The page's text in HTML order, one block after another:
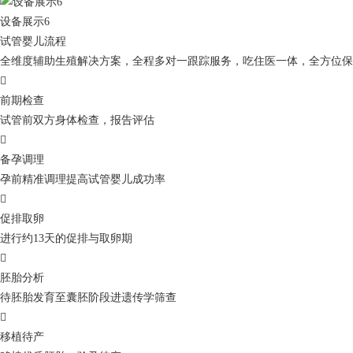
设备展示6
试管婴儿流程
全维度辅助生殖解决方案，全程多对一跟踪服务，吃住医一体，全方位

前期检查
试管前双方身体检查，报告评估

备孕调理
孕前精准调理提高试管婴儿成功率

促排取卵
进行约13天的促排与取卵期

胚胎分析
待胚胎发育至囊胚阶段进遗传学筛查

移植待产